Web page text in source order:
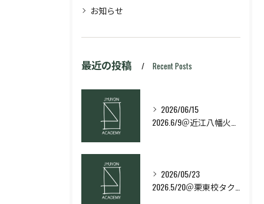
お知らせ
最近の投稿 Recent Posts
2026/06/15
2026/05/23